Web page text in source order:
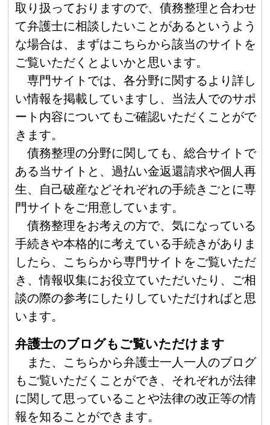
取り扱っておりますので、債務整理と合わせ
て弁護士に相談したいことがあるというよう
な場合は、まずはこちらから該当のサイトを
ご覧いただくとよいかと思います。
専門サイトでは、各分野に関するより詳し
い情報を掲載していますし、当法人でのサポ
ート内容についてもご確認いただくことがで
きます。
債務整理の分野に関しても、総合サイトで
ある当サイトと、過払い金返還請求や個人再
生、自己破産などそれぞれの手続きごとに専
門サイトをご用意しています。
債務整理をお考えの方で、気になっている
手続きや本格的に考えている手続きがありま
したら、こちらから専門サイトをご覧いただ
き、情報収集にお役立ていただいたり、ご相
談の際の参考にしたりしていただければと思
います。
弁護士のブログもご覧いただけます
また、こちらから弁護士一人一人のブログ
もご覧いただくことができ、それぞれが法律
に関して思っていることや法律の改正等の情
報を知ることができます。